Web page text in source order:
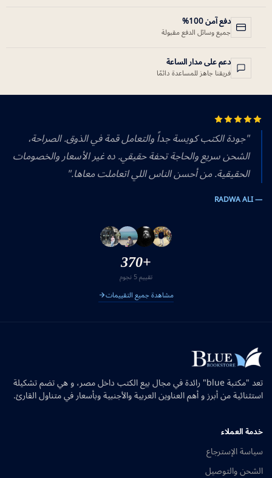
دفع آمن 100%
جميع وسائل الدفع مقبولة
دعم على مدار الساعة
فريقنا جاهز للمساعدة دائمًا
"جودة الكتب كويسة جداً والتعامل قمة في الذوق. الصراحة،
الشحن سريع والحاجة تحفة حقيقي. ده غير الأسعار والخصومات
الحقيقية. من أحسن الناس اللي اتعاملت معاها."
— RADWA ALI
+370
تقييم 5 نجوم
مشاهدة جميع التقييمات
تعد "مكتبة blue" رائدة في مجال بيع الكتب داخل مصر، و هي تضم تشكيلة
استثنائية من أبرز و أهم العناوين العربية والأجنبية وبأسعار في متناول القارئ.
خدمة العملاء
سياسة الإسترجاع
الشحن والتوصيل